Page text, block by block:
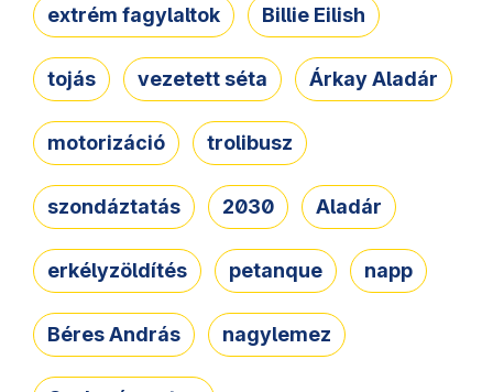
extrém fagylaltok Billie Eilish
tojás vezetett séta Árkay Aladár
motorizáció trolibusz
szondáztatás 2030 Aladár
erkélyzöldítés petanque napp
Béres András nagylemez